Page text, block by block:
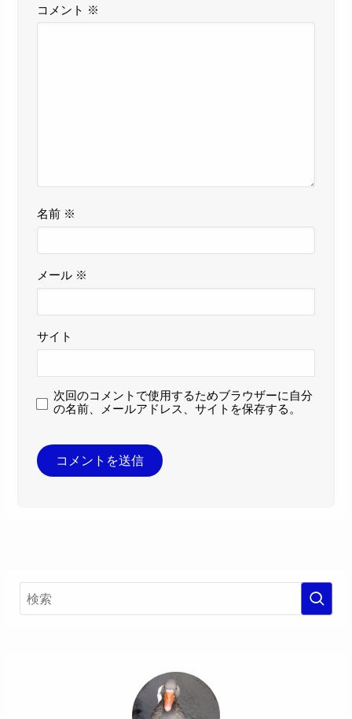
コメント ※
名前 ※
メール ※
サイト
次回のコメントで使用するためブラウザーに自分
の名前、メールアドレス、サイトを保存する。